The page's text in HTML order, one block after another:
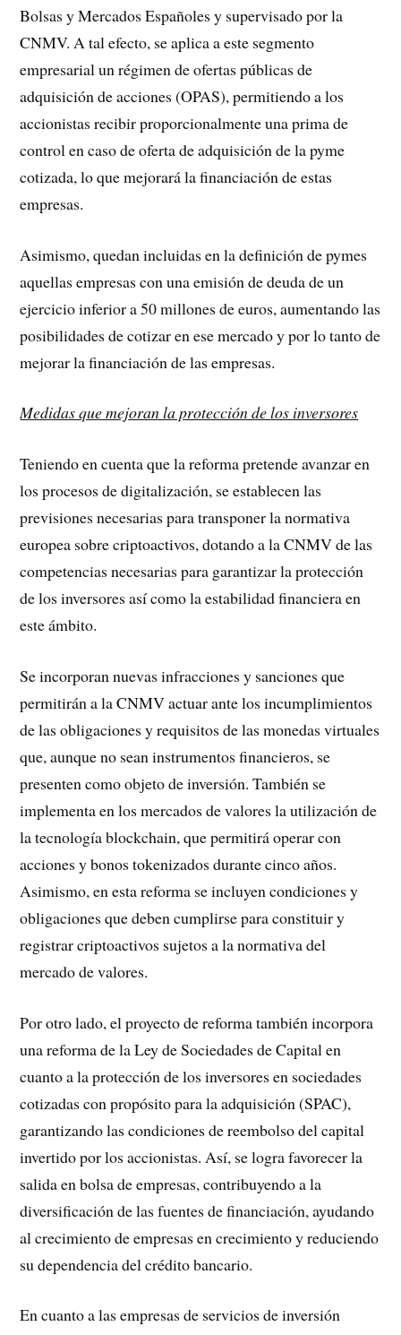
Bolsas y Mercados Españoles y supervisado por la
CNMV. A tal efecto, se aplica a este segmento
empresarial un régimen de ofertas públicas de
adquisición de acciones (OPAS), permitiendo a los
accionistas recibir proporcionalmente una prima de
control en caso de oferta de adquisición de la pyme
cotizada, lo que mejorará la financiación de estas
empresas.
Asimismo, quedan incluidas en la definición de pymes
aquellas empresas con una emisión de deuda de un
ejercicio inferior a 50 millones de euros, aumentando las
posibilidades de cotizar en ese mercado y por lo tanto de
mejorar la financiación de las empresas.
Medidas que mejoran la protección de los inversores
Teniendo en cuenta que la reforma pretende avanzar en
los procesos de digitalización, se establecen las
previsiones necesarias para transponer la normativa
europea sobre criptoactivos, dotando a la CNMV de las
competencias necesarias para garantizar la protección
de los inversores así como la estabilidad financiera en
este ámbito.
Se incorporan nuevas infracciones y sanciones que
permitirán a la CNMV actuar ante los incumplimientos
de las obligaciones y requisitos de las monedas virtuales
que, aunque no sean instrumentos financieros, se
presenten como objeto de inversión. También se
implementa en los mercados de valores la utilización de
la tecnología blockchain, que permitirá operar con
acciones y bonos tokenizados durante cinco años.
Asimismo, en esta reforma se incluyen condiciones y
obligaciones que deben cumplirse para constituir y
registrar criptoactivos sujetos a la normativa del
mercado de valores.
Por otro lado, el proyecto de reforma también incorpora
una reforma de la Ley de Sociedades de Capital en
cuanto a la protección de los inversores en sociedades
cotizadas con propósito para la adquisición (SPAC),
garantizando las condiciones de reembolso del capital
invertido por los accionistas. Así, se logra favorecer la
salida en bolsa de empresas, contribuyendo a la
diversificación de las fuentes de financiación, ayudando
al crecimiento de empresas en crecimiento y reduciendo
su dependencia del crédito bancario.
En cuanto a las empresas de servicios de inversión